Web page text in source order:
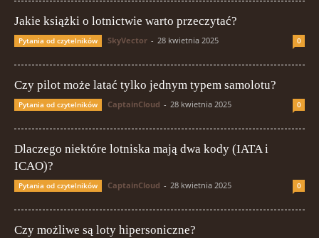
Jakie książki o lotnictwie warto przeczytać?
Pytania od czytelników SkyVector - 28 kwietnia 2025 0
Czy pilot może latać tylko jednym typem samolotu?
Pytania od czytelników CaptainCloud - 28 kwietnia 2025 0
Dlaczego niektóre lotniska mają dwa kody (IATA i
ICAO)?
Pytania od czytelników CaptainCloud - 28 kwietnia 2025 0
Czy możliwe są loty hipersoniczne?